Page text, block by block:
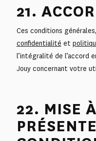
21.
Ces conditions
confidentialité et
l’intégralité de l’accord
Jouy concernant votre
22. MISE